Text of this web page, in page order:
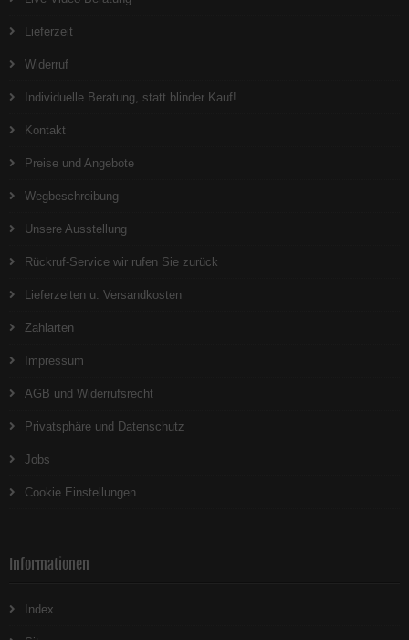
Lieferzeit
Widerruf
Individuelle Beratung, statt blinder Kauf!
Kontakt
Preise und Angebote
Wegbeschreibung
Unsere Ausstellung
Rückruf-Service wir rufen Sie zurück
Lieferzeiten u. Versandkosten
Zahlarten
Impressum
AGB und Widerrufsrecht
Privatsphäre und Datenschutz
Jobs
Cookie Einstellungen
Informationen
Index